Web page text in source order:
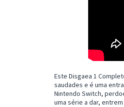
Este Disgaea 1
saudades e é uma
Nintendo Switch,
uma série a dar,